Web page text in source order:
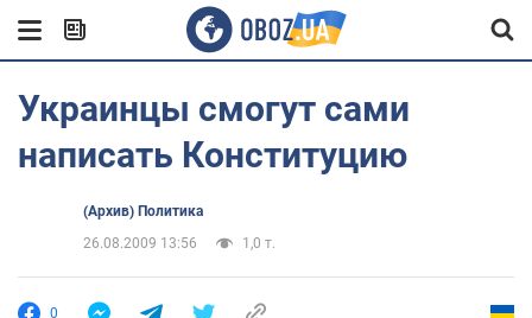
Украинцы смогут сами
написать Конституцию
(Архив) Политика
26.08.2009 13:56
1,0 т.
0